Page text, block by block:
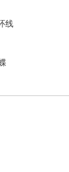
线